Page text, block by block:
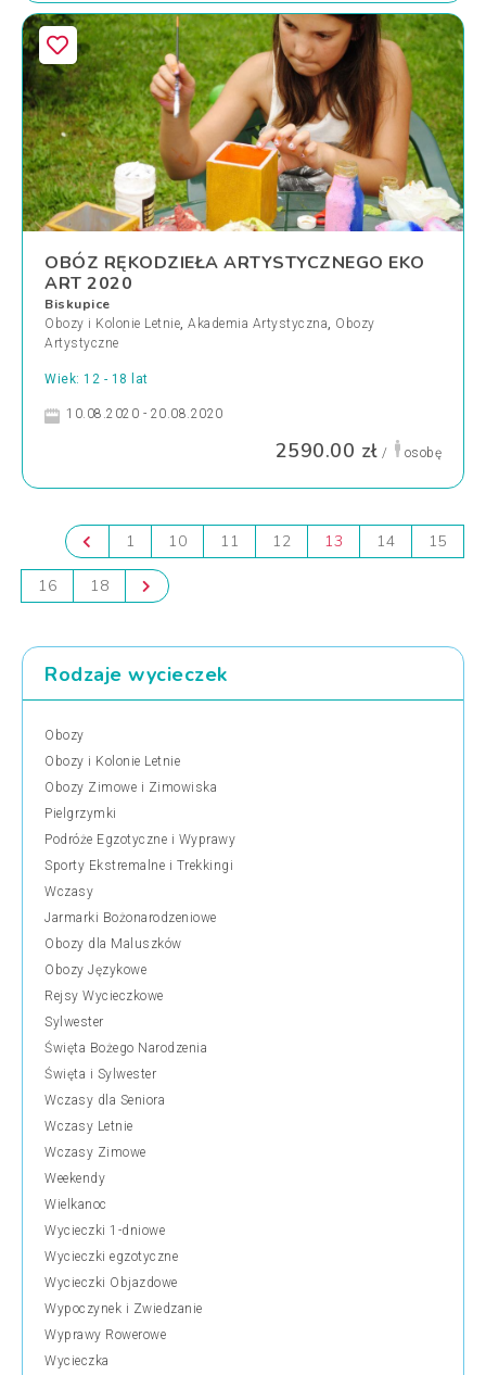
OBÓZ RĘKODZIEŁA ARTYSTYCZNEGO EKO
ART 2020
Biskupice
Obozy i Kolonie Letnie, Akademia Artystyczna, Obozy
Artystyczne
Wiek: 12 - 18 lat
10.08.2020 - 20.08.2020
2590.00 zł / osobę
1 10 11 12 13 14 15
16 18
Rodzaje wycieczek
Obozy
Obozy i Kolonie Letnie
Obozy Zimowe i Zimowiska
Pielgrzymki
Podróże Egzotyczne i Wyprawy
Sporty Ekstremalne i Trekkingi
Wczasy
Jarmarki Bożonarodzeniowe
Obozy dla Maluszków
Obozy Językowe
Rejsy Wycieczkowe
Sylwester
Święta Bożego Narodzenia
Święta i Sylwester
Wczasy dla Seniora
Wczasy Letnie
Wczasy Zimowe
Weekendy
Wielkanoc
Wycieczki 1-dniowe
Wycieczki egzotyczne
Wycieczki Objazdowe
Wypoczynek i Zwiedzanie
Wyprawy Rowerowe
Wycieczka